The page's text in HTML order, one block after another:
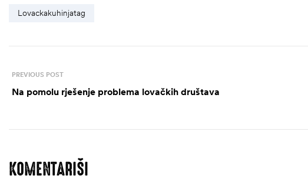
Lovackakuhinjatag
PREVIOUS POST
Na pomolu rješenje problema lovačkih društava
KOMENTARIŠI